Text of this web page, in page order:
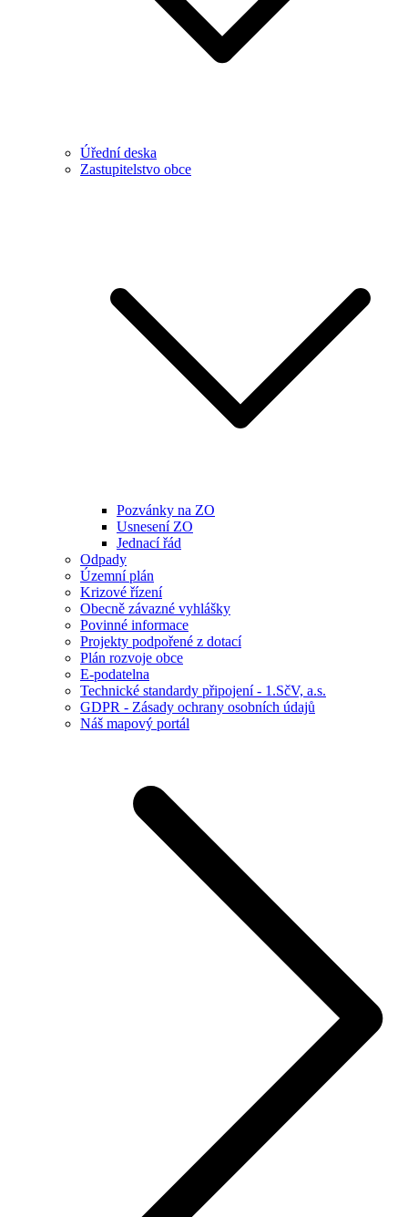
Úřední deska
Zastupitelstvo obce
Pozvánky na ZO
Usnesení ZO
Jednací řád
Odpady
Územní plán
Krizové řízení
Obecně závazné vyhlášky
Povinné informace
Projekty podpořené z dotací
Plán rozvoje obce
E-podatelna
Technické standardy připojení - 1.SčV, a.s.
GDPR - Zásady ochrany osobních údajů
Náš mapový portál